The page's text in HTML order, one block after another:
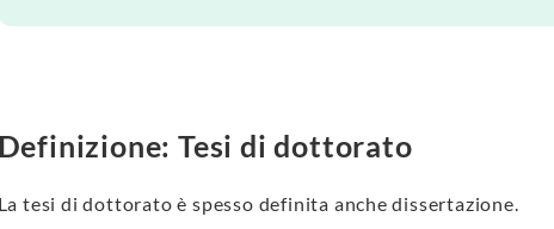
Definizione: Tesi di dottorato
La tesi di dottorato è spesso definita anche dissertazione.